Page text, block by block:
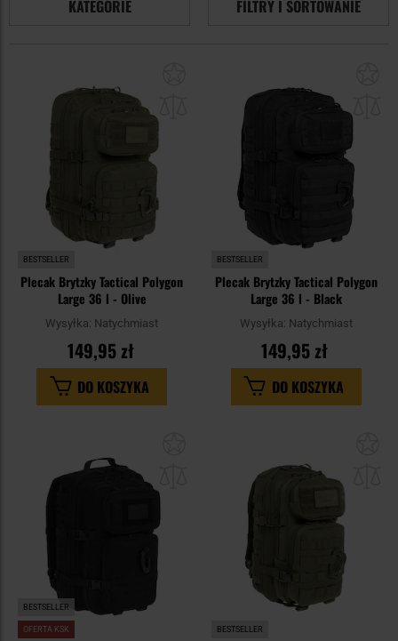
KATEGORIE
FILTRY I SORTOWANIE
schowka
BESTSELLER
Plecak Brytzky Tactical Polygon
Large 36 l - Olive
Wysyłka: Natychmiast
149,95 zł
DO KOSZYKA
BESTSELLER
Plecak Brytzky Tactical Polygon
Large 36 l - Black
Wysyłka: Natychmiast
149,95 zł
DO KOSZYKA
BESTSELLER
OFERTA KSK BESTSELLER